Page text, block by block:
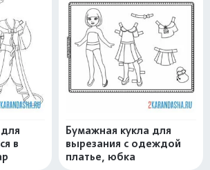
в
Бумажная кукла для
вырезания с одеждой
платье, юбка